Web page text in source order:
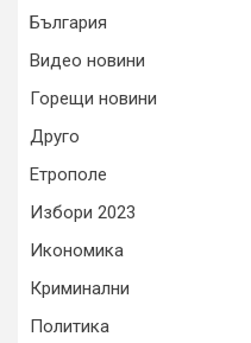
България
Видео новини
Горещи новини
Друго
Етрополе
Избори 2023
Икономика
Криминални
Политика